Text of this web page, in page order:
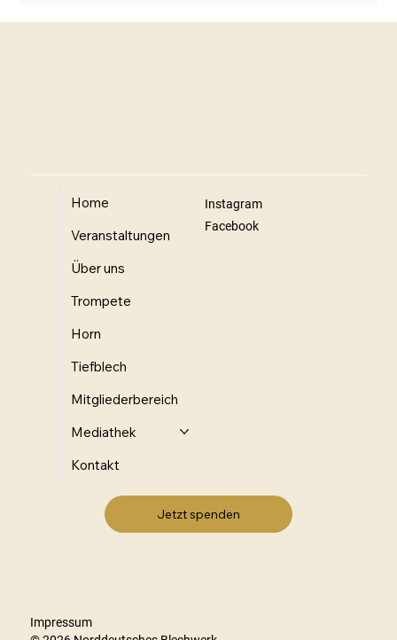
Home
Veranstaltungen
Über uns
Trompete
Horn
Tiefblech
Mitgliederbereich
Mediathek
Kontakt
Instagram
Facebook
Impressum